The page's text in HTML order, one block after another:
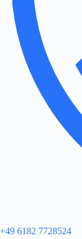
+49 6182 7728524